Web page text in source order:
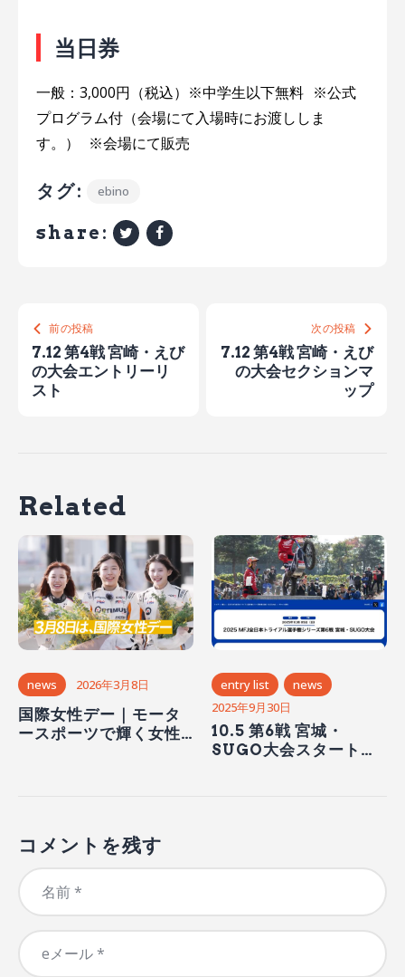
当日券
一般：3,000円（税込）※中学生以下無料 ※公式
プログラム付（会場にて入場時にお渡ししま
す。） ※会場にて販売
タグ: ebino
share:
前の投稿
7.12 第4戦 宮崎・えび
の大会エントリーリ
スト
次の投稿
7.12 第4戦 宮崎・えび
の大会セクションマ
ップ
Related
news 2026年3月8日
国際女性デー｜モータ
ースポーツで輝く女性
entry list
news
2025年9月30日
10.5 第6戦 宮城・
SUGO大会スタート時
コメントを残す